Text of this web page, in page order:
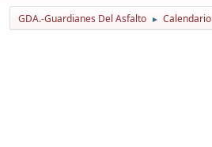
GDA.-Guardianes Del Asfalto ► Calendario